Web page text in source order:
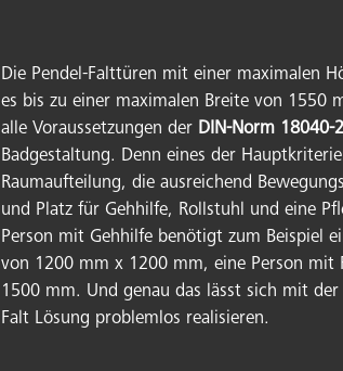
Die Pendel-Falttüren mit einer maximalen
es bis zu einer maximalen Breite von 1550
alle Voraussetzungen der DIN-Norm 18040-2
Badgestaltung. Denn eines der
Raumaufteilung, die ausreichend
und Platz für Gehhilfe, Rollstuhl und eine
Person mit Gehhilfe benötigt zum Beispiel
von 1200 mm x 1200 mm, eine Person mit
1500 mm. Und genau das lässt sich mit der
Falt Lösung problemlos realisieren.